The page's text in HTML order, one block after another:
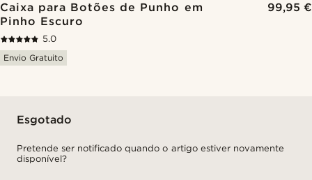
Caixa para Botões de Punho em
Pinho Escuro
99,95 €
5.0
Envio Gratuito
Esgotado
Pretende ser notificado quando o artigo estiver novamente
disponível?